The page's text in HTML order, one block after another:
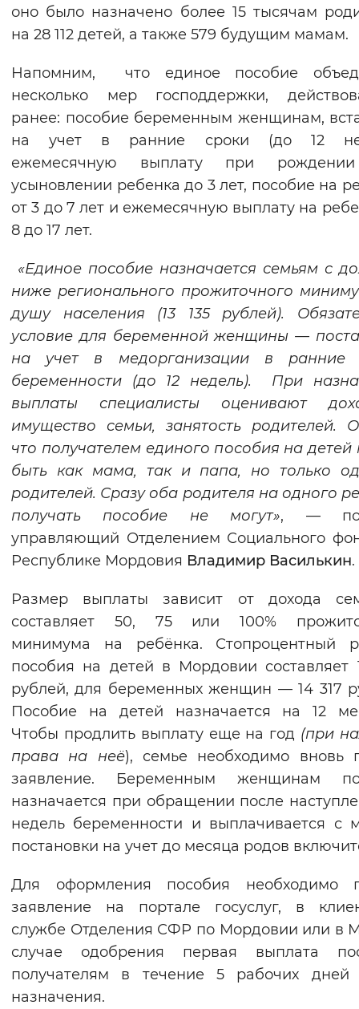
Синий фон
Включены Выключены
Воспроизвести Остановить
оно было назначено более 15 тысячам
на 28 112 детей, а также 579 будущим мамам.
Напомним, что единое пособие
несколько мер господдержки,
ранее: пособие беременным женщинам,
на учет в ранние сроки (до 12
ежемесячную выплату при
усыновлении ребенка до 3 лет, пособие на
от 3 до 7 лет и ежемесячную выплату на
8 до 17 лет.
«Единое пособие назначается семьям с
ниже регионального прожиточного
душу населения (13 135 рублей).
условие для беременной женщины —
на учет в медорганизации в ранние
беременности (до 12 недель). При
выплаты специалисты оценивают
имущество семьи, занятость родителей.
что получателем единого пособия на
быть как мама, так и папа, но только
родителей. Сразу оба родителя на одного
получать пособие не могут», —
управляющий Отделением Социального
Республике Мордовия Владимир Василькин.
Размер выплаты зависит от дохода
составляет 50, 75 или 100%
минимума на ребёнка. Стопроцентный
пособия на детей в Мордовии составляет
рублей, для беременных женщин — 14 317
Пособие на детей назначается на 12
Чтобы продлить выплату еще на год (при
права на неё), семье необходимо вновь
заявление. Беременным женщинам
назначается при обращении после
недель беременности и выплачивается с
постановки на учет до месяца родов
Для оформления пособия необходимо
заявление на портале госуслуг, в
службе Отделения СФР по Мордовии или в
случае одобрения первая выплата
получателям в течение 5 рабочих дней
назначения.